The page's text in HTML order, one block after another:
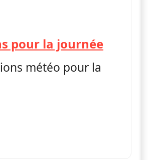
pour la journée—
météo pour la